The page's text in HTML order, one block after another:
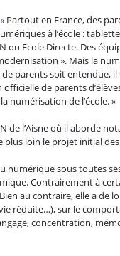
« Partout en France, des
à l’école :
Ecole Directe. Des
». Mais la
parents soit entendue, il
de parents
numérisation de l’école. »
de l’Aisne où il aborde
plus loin le projet initial
numérique sous toutes
Contrairement à
au contraire, elle a de
réduite…), sur le
concentration,